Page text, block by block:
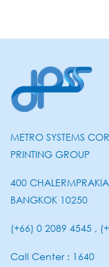
METRO SYSTEMS
PRINTING GROUP
400
BANGKOK 10250
(+66) 0 2089 4545 ,
Call Center : 1640